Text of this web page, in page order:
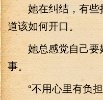
她在纠结，有些
道该如何开口。
她总感觉自己要
事。
“不用心里有负担